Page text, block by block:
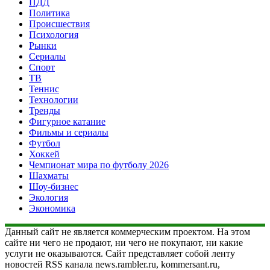
Политика
Происшествия
Психология
Рынки
Сериалы
Спорт
ТВ
Теннис
Технологии
Тренды
Фигурное катание
Фильмы и сериалы
Футбол
Хоккей
Чемпионат мира по футболу 2026
Шахматы
Шоу-бизнес
Экология
Экономика
Данный сайт не является коммерческим проектом. На этом
сайте ни чего не продают, ни чего не покупают, ни какие
услуги не оказываются. Сайт представляет собой ленту
новостей RSS канала news.rambler.ru, kommersant.ru,